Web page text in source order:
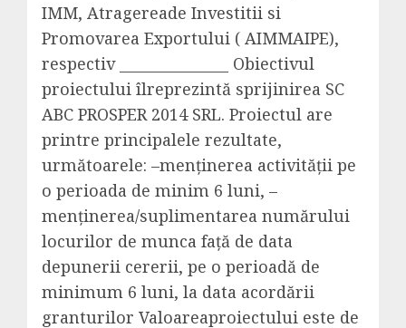
IMM, Atragereade Investitii si
Promovarea Exportului ( AIMMAIPE),
respectiv_______________ Obiectivul
proiectului îlreprezintă sprijinirea SC
ABC PROSPER 2014 SRL. Proiectul are
printre principalele rezultate,
următoarele: –menținerea activității pe
o perioada de minim 6 luni, –
menținerea/suplimentarea numărului
locurilor de munca față de data
depunerii cererii, pe o perioadă de
minimum 6 luni, la data acordării
granturilor Valoareaproiectului este de